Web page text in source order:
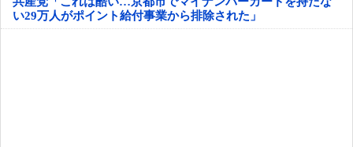
い29万人がポイント給付事業から排除された」